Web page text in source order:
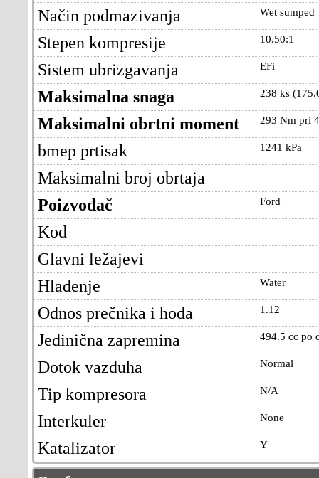
Wet sumped
Način podmazivanja
10.50:1
Stepen kompresije
EFi
Sistem ubrizgavanja
238 ks
Maksimalna snaga
293 Nm pri
Maksimalni obrtni moment
1241 kPa
bmep prtisak
Maksimalni broj obrtaja
Ford
Poizvođač
Kod
Glavni ležajevi
Water
Hlađenje
1.12
Odnos prečnika i hoda
494.5 cc po
Jedinična zapremina
Normal
Dotok vazduha
N/A
Tip kompresora
None
Interkuler
Y
Katalizator